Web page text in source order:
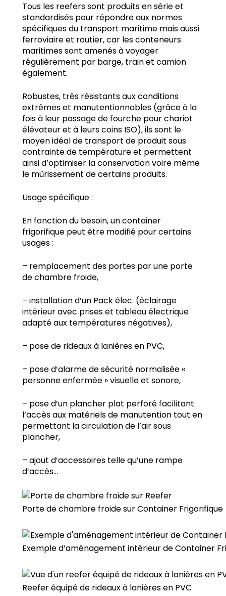
Tous les reefers sont produits en série et
standardisés pour répondre aux normes
spécifiques du transport maritime mais aussi
ferroviaire et routier, car les conteneurs
maritimes sont amenés à voyager
régulièrement par barge, train et camion
également.
Robustes, très résistants aux conditions
extrêmes et manutentionnables (grâce à la
fois à leur passage de fourche pour chariot
élévateur et à leurs coins ISO), ils sont le
moyen idéal de transport de produit sous
contrainte de température et permettent
ainsi d’optimiser la conservation voire même
le mûrissement de certains produits.
Usage spécifique :
En fonction du besoin, un container
frigorifique peut être modifié pour certains
usages :
– remplacement des portes par une porte
de chambre froide,
– installation d’un Pack élec. (éclairage
intérieur avec prises et tableau électrique
adapté aux températures négatives),
– pose de rideaux à lanières en PVC,
– pose d’alarme de sécurité normalisée «
personne enfermée » visuelle et sonore,
– pose d’un plancher plat perforé facilitant
l’accès aux matériels de manutention tout en
permettant la circulation de l’air sous
plancher,
– ajout d’accessoires telle qu’une rampe
d’accès…
Porte de chambre froide sur Container Frigorifique
Exemple d’aménagement intérieur de Container
Reefer équipé de rideaux à lanières en PVC